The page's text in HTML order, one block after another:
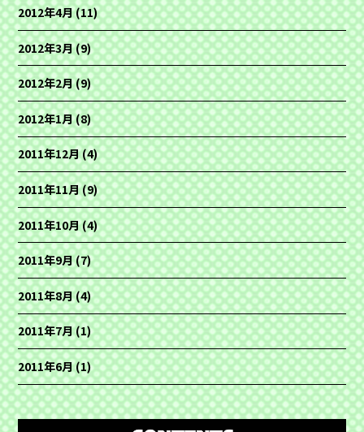
2012年4月(11)
2012年3月(9)
2012年2月(9)
2012年1月(8)
2011年12月(4)
2011年11月(9)
2011年10月(4)
2011年9月(7)
2011年8月(4)
2011年7月(1)
2011年6月(1)